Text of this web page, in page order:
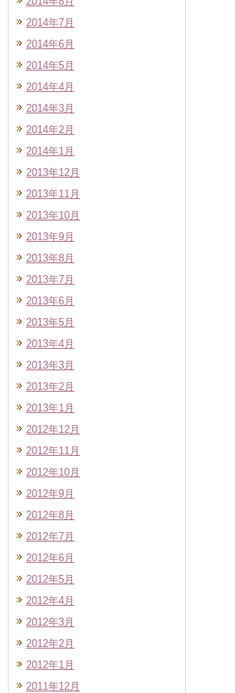
2014年7月
2014年6月
2014年5月
2014年4月
2014年3月
2014年2月
2014年1月
2013年12月
2013年11月
2013年10月
2013年9月
2013年8月
2013年7月
2013年6月
2013年5月
2013年4月
2013年3月
2013年2月
2013年1月
2012年12月
2012年11月
2012年10月
2012年9月
2012年8月
2012年7月
2012年6月
2012年5月
2012年4月
2012年3月
2012年2月
2012年1月
2011年12月